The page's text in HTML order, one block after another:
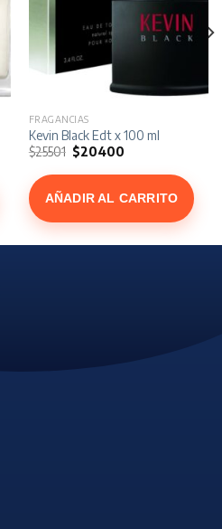
FRAGANCIAS
Kevin Black Edt x 100 ml
$25501 El
precio
original
$25501.
$20400El
actual
$20400.
AÑADIR AL CARRITO